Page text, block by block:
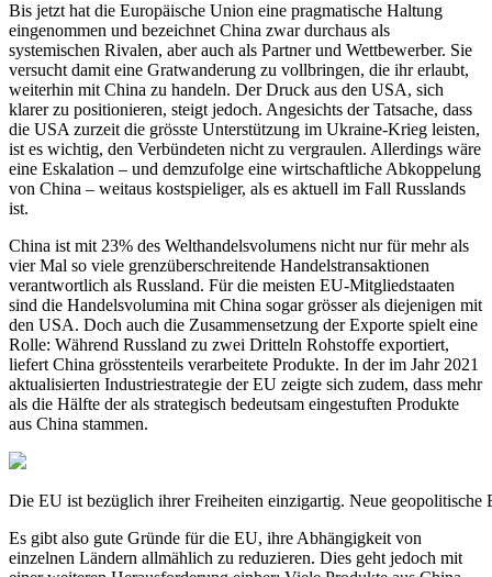
Bis jetzt hat die Europäische Union eine pragmatische Haltung
eingenommen und bezeichnet China zwar durchaus als
systemischen Rivalen, aber auch als Partner und Wettbewerber. Sie
versucht damit eine Gratwanderung zu vollbringen, die ihr erlaubt,
weiterhin mit China zu handeln. Der Druck aus den USA, sich
klarer zu positionieren, steigt jedoch. Angesichts der Tatsache, dass
die USA zurzeit die grösste Unterstützung im Ukraine-Krieg leisten,
ist es wichtig, den Verbündeten nicht zu vergraulen. Allerdings wäre
eine Eskalation – und demzufolge eine wirtschaftliche Abkoppelung
von China – weitaus kostspieliger, als es aktuell im Fall Russlands
ist.
China ist mit 23% des Welthandelsvolumens nicht nur für mehr als
vier Mal so viele grenzüberschreitende Handelstransaktionen
verantwortlich als Russland. Für die meisten EU-Mitgliedstaaten
sind die Handelsvolumina mit China sogar grösser als diejenigen mit
den USA. Doch auch die Zusammensetzung der Exporte spielt eine
Rolle: Während Russland zu zwei Dritteln Rohstoffe exportiert,
liefert China grösstenteils verarbeitete Produkte. In der im Jahr 2021
aktualisierten Industriestrategie der EU zeigte sich zudem, dass mehr
als die Hälfte der als strategisch bedeutsam eingestuften Produkte
aus China stammen.
Die EU ist bezüglich ihrer Freiheiten einzigartig. Neue
Es gibt also gute Gründe für die EU, ihre Abhängigkeit von
einzelnen Ländern allmählich zu reduzieren. Dies geht jedoch mit